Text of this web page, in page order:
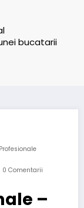
bucatarii
0 Comentarii
–